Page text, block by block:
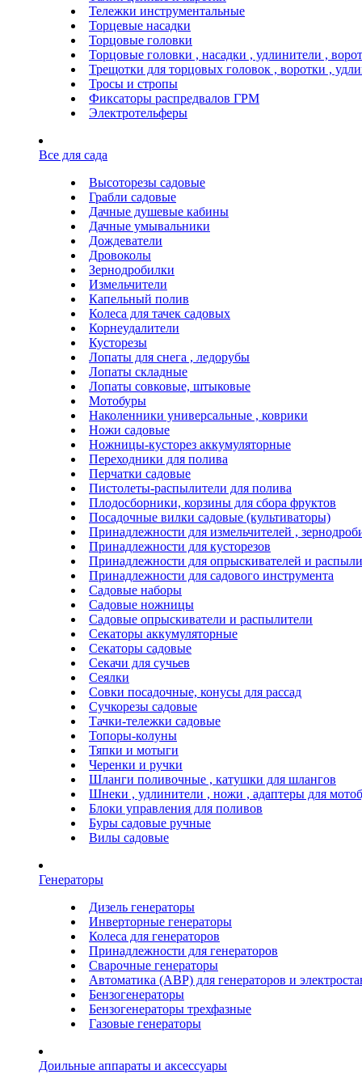
Тележки инструментальные
Торцевые насадки
Торцовые головки
Торцовые головки , насадки , удлинители ,
Трещотки для торцовых головок , воротки ,
Тросы и стропы
Фиксаторы распредвалов ГРМ
Электротельферы
Все для сада
Высоторезы садовые
Грабли садовые
Дачные душевые кабины
Дачные умывальники
Дождеватели
Дровоколы
Зернодробилки
Измельчители
Капельный полив
Колеса для тачек садовых
Корнеудалители
Кусторезы
Лопаты для снега , ледорубы
Лопаты складные
Лопаты совковые, штыковые
Мотобуры
Наколенники универсальные , коврики
Ножи садовые
Ножницы-кусторез аккумуляторные
Переходники для полива
Перчатки садовые
Пистолеты-распылители для полива
Плодосборники, корзины для сбора фруктов
Посадочные вилки садовые (культиваторы)
Принадлежности для измельчителей ,
Принадлежности для кусторезов
Принадлежности для опрыскивателей и
Принадлежности для садового инструмента
Садовые наборы
Садовые ножницы
Садовые опрыскиватели и распылители
Секаторы аккумуляторные
Секаторы садовые
Секачи для сучьев
Сеялки
Совки посадочные, конусы для рассад
Сучкорезы садовые
Тачки-тележки садовые
Топоры-колуны
Тяпки и мотыги
Черенки и ручки
Шланги поливочные , катушки для шлангов
Шнеки , удлинители , ножи , адаптеры для
Блоки управления для поливов
Буры садовые ручные
Вилы садовые
Генераторы
Дизель генераторы
Инверторные генераторы
Колеса для генераторов
Принадлежности для генераторов
Сварочные генераторы
Автоматика (АВР) для генераторов и
Бензогенераторы
Бензогенераторы трехфазные
Газовые генераторы
Доильные аппараты и аксессуары